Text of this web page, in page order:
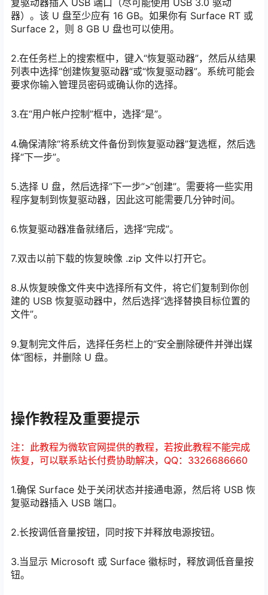
复驱动器插入 USB 端口（尽可能使用 USB 3.0 驱动
器）。该 U 盘至少应有 16 GB。如果你有 Surface RT 或
Surface 2，则 8 GB U 盘也可以使用。
2.在任务栏上的搜索框中，键入“恢复驱动器”，然后从结果
列表中选择“创建恢复驱动器”或“恢复驱动器”。系统可能会
要求你输入管理员密码或确认你的选择。
3.在“用户帐户控制”框中，选择“是”。
4.确保清除“将系统文件备份到恢复驱动器”复选框，然后选
择“下一步”。
5.选择 U 盘，然后选择“下一步”>“创建”。需要将一些实用
程序复制到恢复驱动器，因此这可能需要几分钟时间。
6.恢复驱动器准备就绪后，选择“完成”。
7.双击以前下载的恢复映像 .zip 文件以打开它。
8.从恢复映像文件夹中选择所有文件，将它们复制到你创
建的 USB 恢复驱动器中，然后选择“选择替换目标位置的
文件”。
9.复制完文件后，选择任务栏上的“安全删除硬件并弹出媒
体”图标，并删除 U 盘。
操作教程及重要提示
注：此教程为微软官网提供的教程，若按此教程不能完成
恢复，可以联系站长付费协助解决，QQ：3326686660
1.确保 Surface 处于关闭状态并接通电源，然后将 USB 恢
复驱动器插入 USB 端口。
2.长按调低音量按钮，同时按下并释放电源按钮。
3.当显示 Microsoft 或 Surface 徽标时，释放调低音量按
钮。